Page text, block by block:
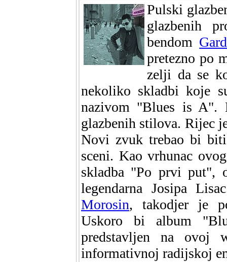
Pulski
glazbenih
bendom
pretezno po
zelji da se
nekoliko skladbi koje
nazivom "Blues is A".
glazbenih stilova. Rijec
Novi zvuk trebao bi
sceni. Kao vrhunac
skladba "Po prvi put",
legendarna Josipa
Morosin, takodjer je
Uskoro bi album
predstavljen na ovoj
informativnoj radijskoj